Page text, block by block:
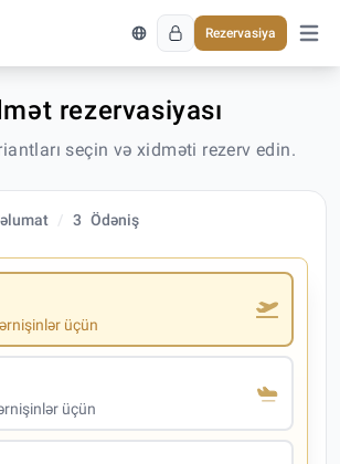
Rezervasiya
Əsas
rezervasiyası
seçin və xidməti rezerv edin.
3 Ödəniş
üçün
üçün